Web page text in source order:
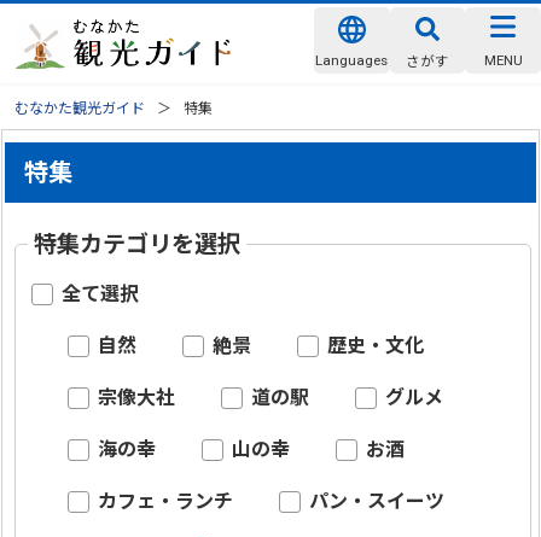
Languages さがす MENU
むなかた観光ガイド 特集
特集
特集カテゴリを選択
全て選択
自然 絶景 歴史・文化
宗像大社 道の駅 グルメ
海の幸 山の幸 お酒
カフェ・ランチ パン・スイーツ